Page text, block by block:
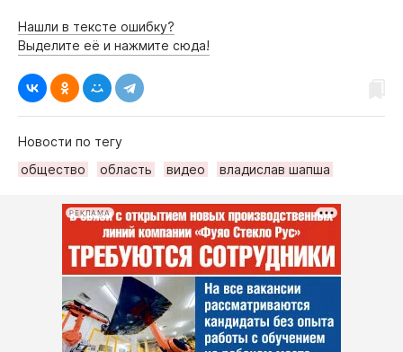
Нашли в тексте ошибку?
Выделите её и нажмите сюда!
Новости по тегу
общество
область видео владислав шапша
РЕКЛАМА